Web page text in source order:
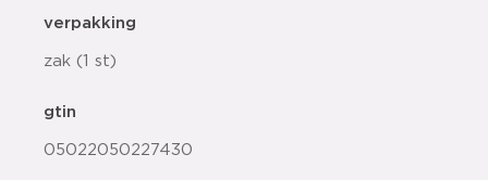
verpakking
zak (1 st)
gtin
05022050227430